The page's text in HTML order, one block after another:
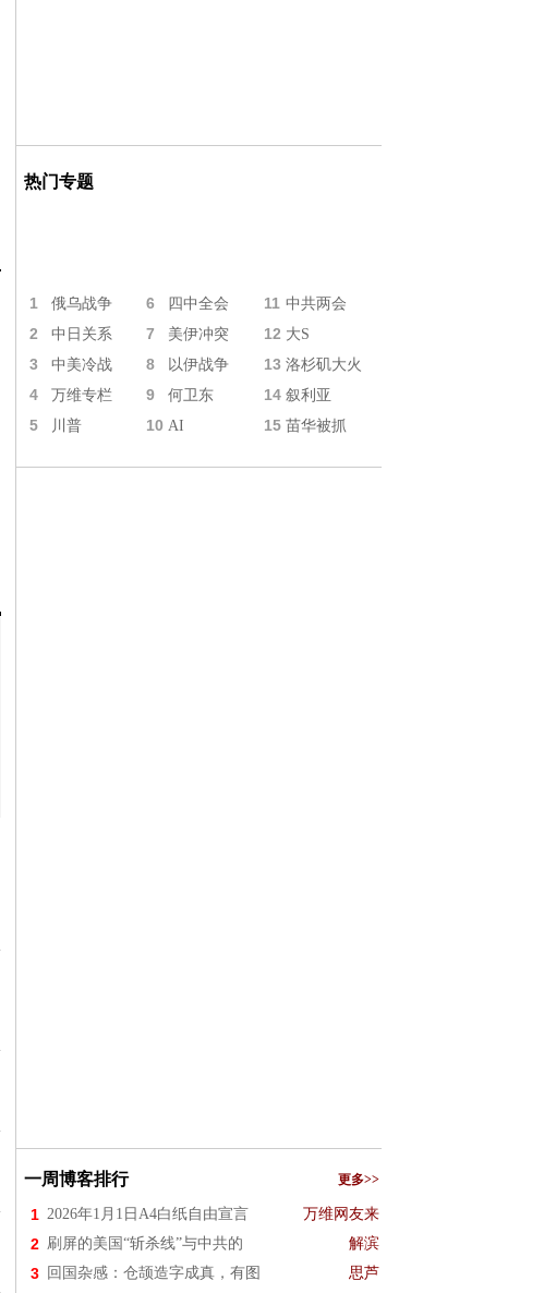
热门专题
1 俄乌战争 6 四中全会 11 中共两会
2 中日关系 7 美伊冲突 12 大S
3 中美冷战 8 以伊战争 13 洛杉矶大火
4 万维专栏 9 何卫东 14 叙利亚
5 川普 10 AI 15 苗华被抓
一周博客排行 更多>>
1 2026年1月1日A4白纸自由宣言 万维网友来
2 刷屏的美国“斩杀线”与中共的 解滨
3 回国杂感：仓颉造字成真，有图 思芦